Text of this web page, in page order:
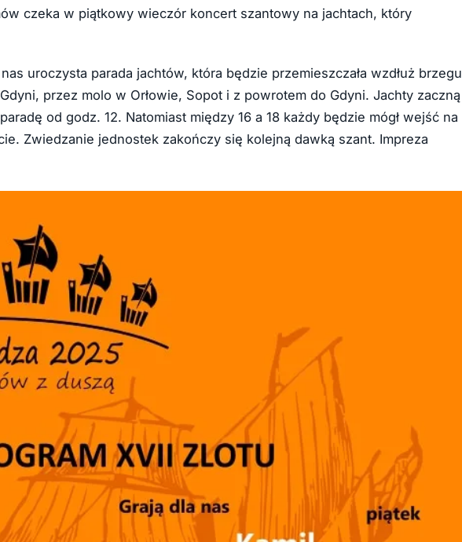
czeka w piątkowy wieczór koncert szantowy na jachtach, który
uroczysta parada jachtów, która będzie przemieszczała wzdłuż brzegu
przez molo w Orłowie, Sopot i z powrotem do Gdyni. Jachty zaczną
od godz. 12. Natomiast między 16 a 18 każdy będzie mógł wejść na
Zwiedzanie jednostek zakończy się kolejną dawką szant. Impreza